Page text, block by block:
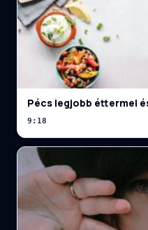
Pécs legjobb éttermei
9:18